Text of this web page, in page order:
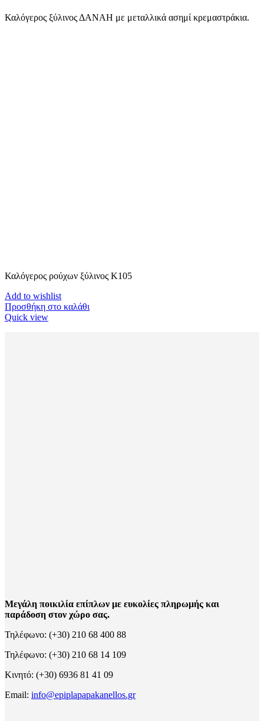
Καλόγερος ξύλινος ΔΑΝΑΗ με μεταλλικά ασημί κρεμαστράκια.
Καλόγερος ρούχων ξύλινος K105
Add to wishlist
Προσθήκη στο καλάθι
Quick view
Μεγάλη ποικιλία επίπλων με ευκολίες πληρωμής και
παράδοση στον χώρο σας.
Τηλέφωνο: (+30) 210 68 400 88
Τηλέφωνο: (+30) 210 68 14 109
Κινητό: (+30) 6936 81 41 09
Email: info@epiplapapakanellos.gr